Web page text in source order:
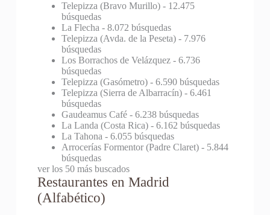
Telepizza (Bravo Murillo)- 12.475
búsquedas
La Flecha - 8.072 búsquedas
Telepizza (Avda. de la Peseta)- 7.976
búsquedas
Los Borrachos de Velázquez- 6.736
búsquedas
Telepizza (Gasómetro)- 6.590 búsquedas
Telepizza (Sierra de Albarracín)- 6.461
búsquedas
Gaudeamus Café- 6.238 búsquedas
La Landa (Costa Rica)- 6.162 búsquedas
La Tahona - 6.055 búsquedas
Arrocerías Formentor (Padre Claret)- 5.844
búsquedas
ver los 50 más buscados
Restaurantes en Madrid
(Alfabético)